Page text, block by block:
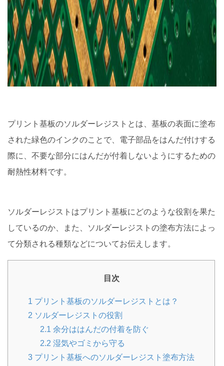
プリント基板のソルダーレジストとは、基板の表面に塗布
された緑色のインクのことで、電子部品をはんだ付けする
際に、不要な部分にはんだが付着しないようにするための
耐熱性材料です。
ソルダーレジストはプリント基板にどのような役割を果た
しているのか、また、ソルダーレジストの塗布方法によっ
て分類される種類などについてお伝えします。
目次
1 プリント基板のソルダーレジストとは？
2 ソルダーレジストの役割
2.1 余分ははんだの付着を防ぐ
2.2 湿気やゴミから守る
3 プリント基板へのソルダーレジスト塗布方法